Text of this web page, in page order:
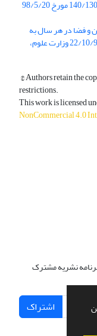
زمین و فضا در هر سال به
زبان انگلیسی در جلسه کار گروه علوم پایه مورخ 22/10/92 وزارت علوم،
© Authors retain the
restrictions.
This work is licensed
NonCommercial 4.0
نشریه مشترک
اشتراک